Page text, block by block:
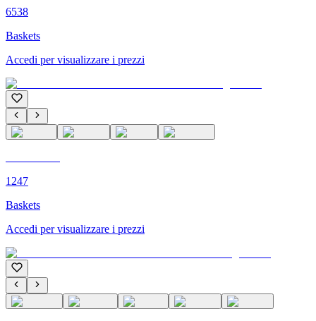
6538
Baskets
Accedi per visualizzare i prezzi
1247
Baskets
Accedi per visualizzare i prezzi